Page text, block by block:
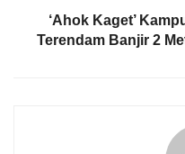
‘Ahok Kaget’
Terendam Banjir 2